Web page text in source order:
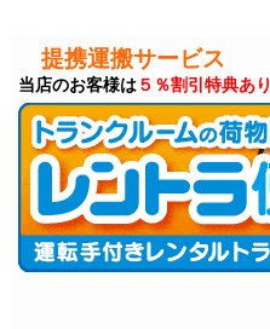
提携運搬サービス
当店のお客様は５％割引特典あり